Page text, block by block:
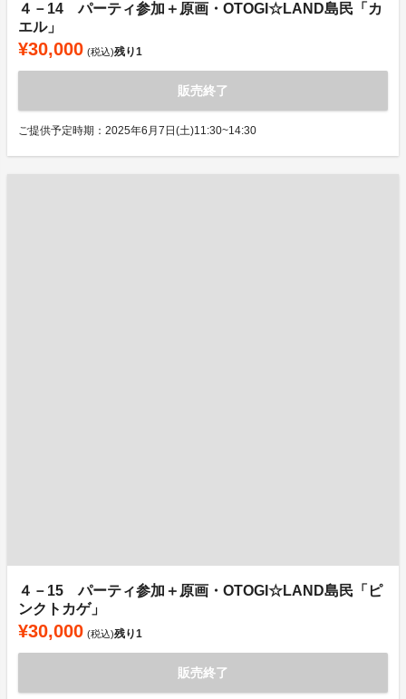
４－14 パーティ参加＋原画・OTOGI☆LAND島民「カ
エル」
¥30,000 (税込)残り1
販売終了
ご提供予定時期：2025年6月7日(土)11:30~14:30
４－15 パーティ参加＋原画・OTOGI☆LAND島民「ピ
ンクトカゲ」
¥30,000 (税込)残り1
販売終了